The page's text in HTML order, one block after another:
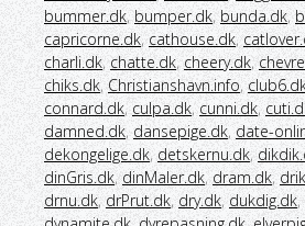
bummer.dk, bumper.dk, bunda.dk,
capricorne.dk, cathouse.dk,
charli.dk, chatte.dk, cheery.dk,
chiks.dk, Christianshavn.info,
connard.dk, culpa.dk, cunni.dk,
damned.dk, dansepige.dk, date-
dekongelige.dk, detskernu.dk,
dinGris.dk, dinMaler.dk, dram.dk,
drnu.dk, drPrut.dk, dry.dk, dukdig.dk,